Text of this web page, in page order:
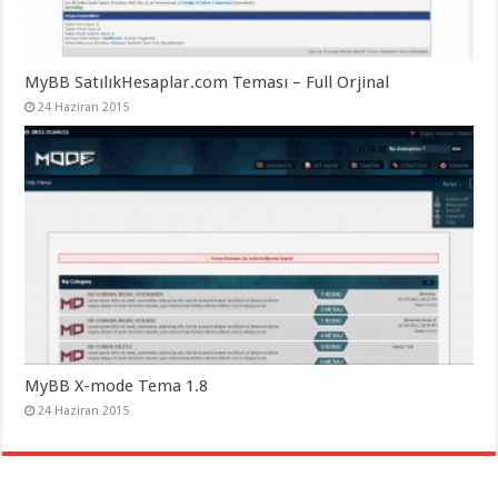
MyBB SatılıkHesaplar.com Teması – Full Orjinal
24 Haziran 2015
MyBB X-mode Tema 1.8
24 Haziran 2015